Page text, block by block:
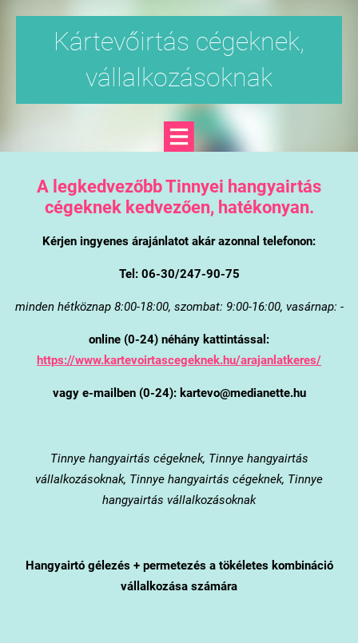
Kártevőirtás cégeknek,
vállalkozásoknak
A legkedvezőbb Tinnyei hangyairtás
cégeknek kedvezően, hatékonyan.
Kérjen ingyenes árajánlatot akár azonnal telefonon:
Tel: 06-30/247-90-75
minden hétköznap 8:00-18:00, szombat: 9:00-16:00, vasárnap: -
online (0-24) néhány kattintással:
https://www.kartevoirtascegeknek.hu/arajanlatkeres/
vagy e-mailben (0-24): kartevo@medianette.hu
Tinnyehangyairtás cégeknek, Tinnye hangyairtás
vállalkozásoknak, Tinnye hangyairtás cégeknek, Tinnye
hangyairtás vállalkozásoknak
Hangyairtó gélezés + permetezés a tökéletes kombináció
vállalkozása számára